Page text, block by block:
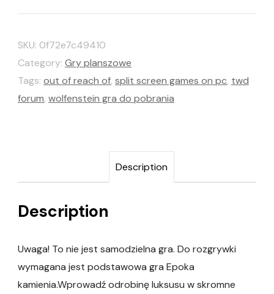
SKU: 0f72e7c49410
Category: Gry planszowe
Tags: out of reach of, split screen games on pc, twd
forum, wolfenstein gra do pobrania
Description
Description
Uwaga! To nie jest samodzielna gra. Do rozgrywki
wymagana jest podstawowa gra Epoka
kamienia.Wprowadź odrobinę luksusu w skromne